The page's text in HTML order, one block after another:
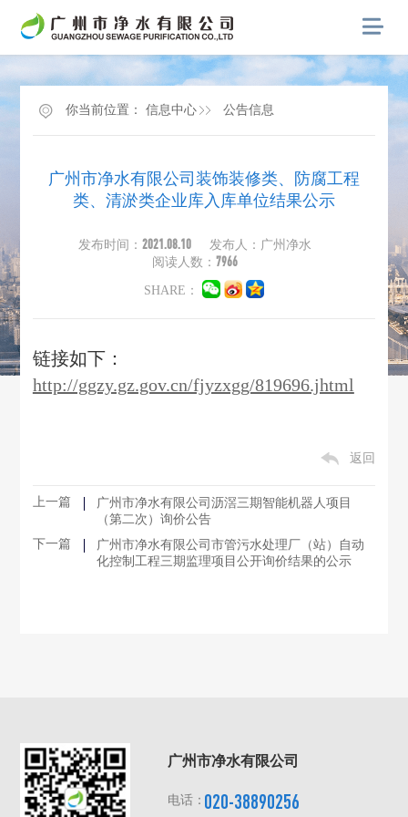
你当前位置： 信息中心 公告信息
广州市净水有限公司装饰装修类、防腐工程
类、清淤类企业库入库单位结果公示
发布时间： 2021.08.10
发布人：广州净水
阅读人数： 7966
SHARE：
链接如下：
http://ggzy.gz.gov.cn/fjyzxgg/819696.jhtml
返回
上一篇
广州市净水有限公司沥滘三期智能机器人项目
（第二次）询价公告
下一篇
广州市净水有限公司市管污水处理厂（站）自动
化控制工程三期监理项目公开询价结果的公示
广州市净水有限公司
电话：020-38890256